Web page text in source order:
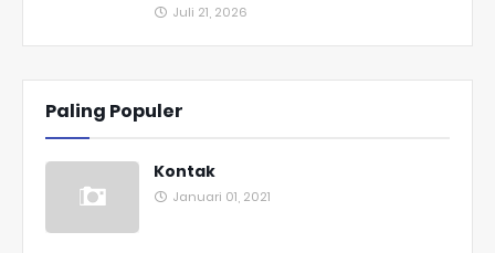
Juli 21, 2026
Paling Populer
Kontak
Januari 01, 2021